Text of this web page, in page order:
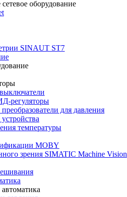
оборудование
SINAUT ST7
регуляторы
для давления
температуры
MOBY
зрения SIMATIC Machine Vision